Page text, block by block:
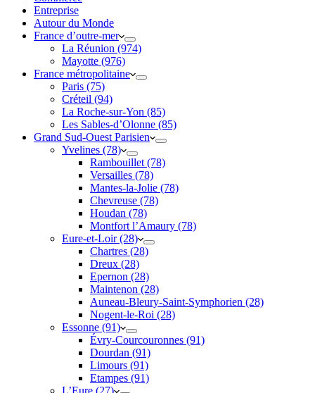
Entreprise
Autour du Monde
France d’outre-mer
La Réunion (974)
Mayotte (976)
France métropolitaine
Paris (75)
Créteil (94)
La Roche-sur-Yon (85)
Les Sables-d’Olonne (85)
Grand Sud-Ouest Parisien
Yvelines (78)
Rambouillet (78)
Versailles (78)
Mantes-la-Jolie (78)
Chevreuse (78)
Houdan (78)
Montfort l’Amaury (78)
Eure-et-Loir (28)
Chartres (28)
Dreux (28)
Epernon (28)
Maintenon (28)
Auneau-Bleury-Saint-Symphorien (28)
Nogent-le-Roi (28)
Essonne (91)
Évry-Courcouronnes (91)
Dourdan (91)
Limours (91)
Etampes (91)
L’Eure (27)